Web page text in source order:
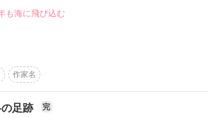
も海に飛び込む
作品を読む
作家名
足跡 完